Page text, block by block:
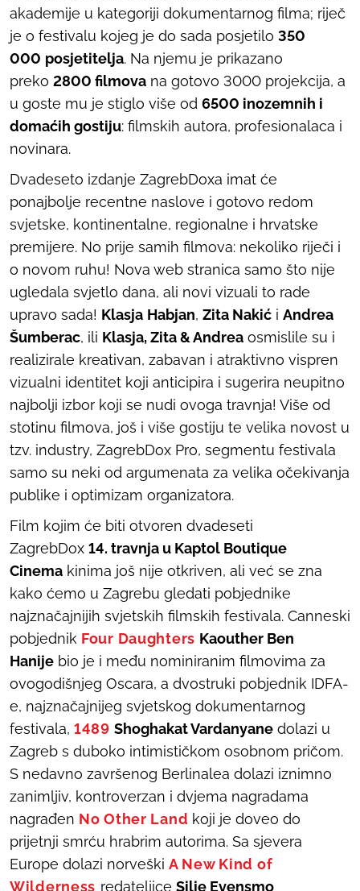
akademije u kategoriji dokumentarnog filma; riječ
je o festivalu kojeg je do sada posjetilo 350
000 posjetitelja. Na njemu je prikazano
preko 2800 filmova na gotovo 3000 projekcija, a
u goste mu je stiglo više od 6500 inozemnih i
domaćih gostiju: filmskih autora, profesionalaca i
novinara.
Dvadeseto izdanje ZagrebDoxa imat će
ponajbolje recentne naslove i gotovo redom
svjetske, kontinentalne, regionalne i hrvatske
premijere. No prije samih filmova: nekoliko riječi i
o novom ruhu! Nova web stranica samo što nije
ugledala svjetlo dana, ali novi vizuali to rade
upravo sada! Klasja Habjan, Zita Nakić i Andrea
Šumberac, ili Klasja, Zita & Andrea osmislile su i
realizirale kreativan, zabavan i atraktivno vispren
vizualni identitet koji anticipira i sugerira neupitno
najbolji izbor koji se nudi ovoga travnja! Više od
stotinu filmova, još i više gostiju te velika novost u
tzv. industry, ZagrebDox Pro, segmentu festivala
samo su neki od argumenata za velika očekivanja
publike i optimizam organizatora.
Film kojim će biti otvoren dvadeseti
ZagrebDox 14. travnja u Kaptol Boutique
Cinema kinima još nije otkriven, ali već se zna
kako ćemo u Zagrebu gledati pobjednike
najznačajnijih svjetskih filmskih festivala. Canneski
pobjednik Four Daughters Kaouther Ben
Hanije bio je i među nominiranim filmovima za
ovogodišnjeg Oscara, a dvostruki pobjednik IDFA-
e, najznačajnijeg svjetskog dokumentarnog
festivala, 1489 Shoghakat Vardanyanedolazi u
Zagreb s duboko intimističkom osobnom pričom.
S nedavno završenog Berlinalea dolazi iznimno
zanimljiv, kontroverzan i dvjema nagradama
nagrađen No Other Land koji je doveo do
prijetnji smrću hrabrim autorima. Sa sjevera
Europe dolazi norveški A New Kind of
Wilderness redateljice Silje Evensmo